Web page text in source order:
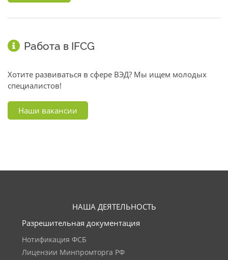
Работа в IFCG
Хотите развиваться в сфере ВЭД? Мы ищем молодых
специалистов!
Наши вакансии
НАША ДЕЯТЕЛЬНОСТЬ
Разрешительная документация
Нотификация ФСБ
Лицензии Минпромторга РФ